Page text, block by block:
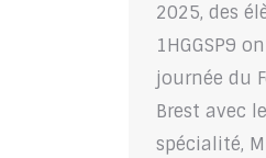
2025, des
1HGGSP9
journée du
Brest avec
spécialité,